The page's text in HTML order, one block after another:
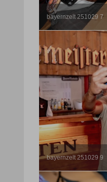
bayernzelt 251029 7
bayernzelt 251029 9